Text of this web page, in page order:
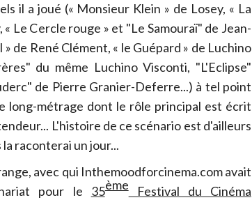
il a joué (« Monsieur Klein » de Losey, « La
« Le Cercle rouge » et "Le Samouraï" de Jean-
de René Clément, « le Guépard » de Luchino
du même Luchino Visconti, "L'Eclipse"
de Pierre Granier-Deferre...) à tel point
long-métrage dont le rôle principal est écrit
L'histoire de ce scénario est d'ailleurs
raconterai un jour...
avec qui Inthemoodforcinema.com avait
pour le 35èmeFestival du Cinéma